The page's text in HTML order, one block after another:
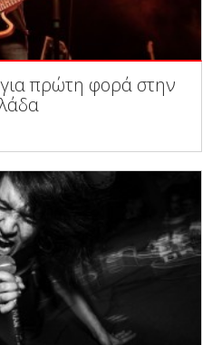
πρώτη φορά στην